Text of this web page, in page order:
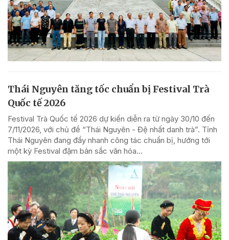
Thái Nguyên tăng tốc chuẩn bị Festival Trà
Quốc tế 2026
Festival Trà Quốc tế 2026 dự kiến diễn ra từ ngày 30/10 đến
7/11/2026, với chủ đề “Thái Nguyên - Đệ nhất danh trà”. Tỉnh
Thái Nguyên đang đẩy nhanh công tác chuẩn bị, hướng tới
một kỳ Festival đậm bản sắc văn hóa...